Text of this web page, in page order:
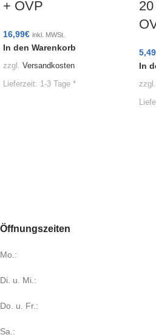
+ OVP
16,99€ inkl. MWSt.
In den Warenkorb
zzgl. Versandkosten
Lieferzeit: 1-3 Tage *
5,49
In
zzgl.
Öffnungszeiten
Mo.:
Di. u. Mi.:
Do. u. Fr.:
Sa.: